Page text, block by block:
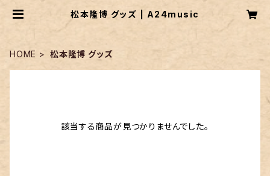
松本隆博 グッズ | A24music
HOME 松本隆博 グッズ
該当する商品が見つかりませんでした。